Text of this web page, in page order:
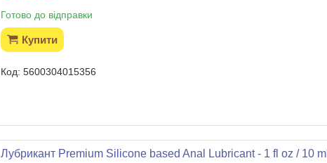
Готово до відправки
Купити
5600304015356
Лубрикант Premium Silicone based Anal Lubricant - 1 fl oz / 10 ml